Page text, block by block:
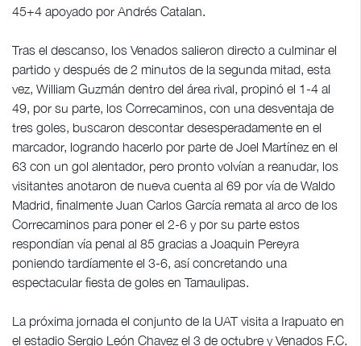
45+4 apoyado por Andrés Catalan.
Tras el descanso, los Venados salieron directo a culminar el
partido y después de 2 minutos de la segunda mitad, esta
vez, William Guzmán dentro del área rival, propinó el 1-4 al
49, por su parte, los Correcaminos, con una desventaja de
tres goles, buscaron descontar desesperadamente en el
marcador, logrando hacerlo por parte de Joel Martínez en el
63 con un gol alentador, pero pronto volvían a reanudar, los
visitantes anotaron de nueva cuenta al 69 por vía de Waldo
Madrid, finalmente Juan Carlos García remata al arco de los
Correcaminos para poner el 2-6 y por su parte estos
respondían vía penal al 85 gracias a Joaquin Pereyra
poniendo tardíamente el 3-6, así concretando una
espectacular fiesta de goles en Tamaulipas.
La próxima jornada el conjunto de la UAT visita a Irapuato en
el estadio Sergio León Chavez el 3 de octubre y Venados F.C.